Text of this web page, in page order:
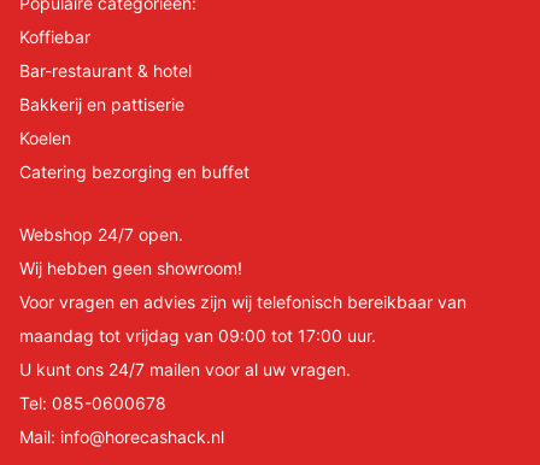
Koffiebar
Bar-restaurant & hotel
Bakkerij en pattiserie
Koelen
Catering bezorging en buffet
Webshop 24/7 open.
Wij hebben geen showroom!
Voor vragen en advies zijn wij telefonisch bereikbaar van
maandag tot vrijdag van 09:00 tot 17:00 uur.
U kunt ons 24/7 mailen voor al uw vragen.
Tel: 085-0600678
Mail: info@horecashack.nl